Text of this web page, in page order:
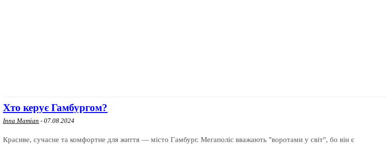
Хто керує Гамбургом?
Inna Mamian - 07.08.2024
Красиве, сучасне та комфортне для життя — місто Гамбург. Мегаполіс вважають "воротами у світ", бо він є